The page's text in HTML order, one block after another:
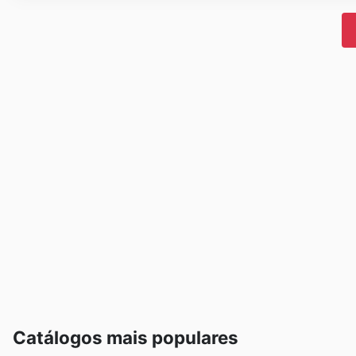
Catálogos mais populares